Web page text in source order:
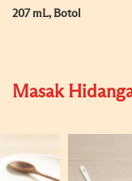
207 mL, Botol
Masak